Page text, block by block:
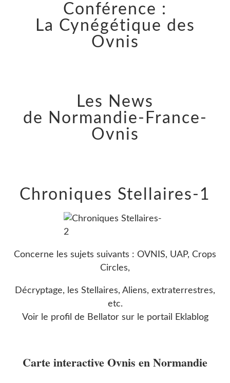
Conférence :
La Cynégétique des
Ovnis
Les News
de Normandie-France-
Ovnis
Chroniques Stellaires-1
Concerne les sujets suivants : OVNIS, UAP, Crops
Circles,
Décryptage, les Stellaires, Aliens, extraterrestres,
etc.
Voir le profil de Bellator sur le portail Eklablog
Carte interactive Ovnis en Normandie